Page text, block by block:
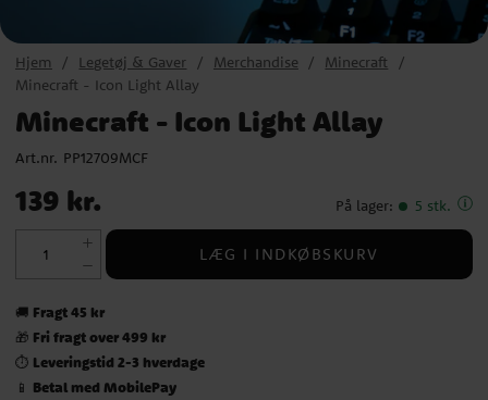
Hjem Legetøj & Gaver Merchandise
Minecraft
Minecraft - Icon Light Allay
Minecraft - Icon Light Allay
Art.nr. PP12709MCF
Pris:139 kr.
139 kr. På lager: 5 stk.
LÆG I INDKØBSKURV
🚚 Fragt 45 kr
🎁 Fri fragt over 499 kr
⏱️ Leveringstid 2-3 hverdage
📱 Betal med MobilePay